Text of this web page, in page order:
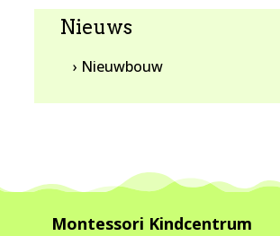
Nieuws
› Nieuwbouw
Montessori Kindcentrum